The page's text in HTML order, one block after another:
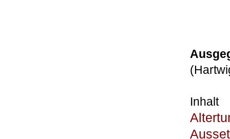
Inhalt